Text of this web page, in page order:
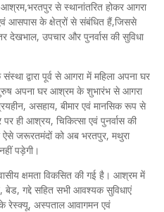
से स्थानांतरित होकर आगरा
आसपास के क्षेत्रों से संबंधित हैं,जिससे
देखभाल, उपचार और पुनर्वास की सुविधा
द्वारा पूर्व से आगरा में महिला अपना घर
अपना घर आश्रम के शुभारंभ से आगरा
असहाय, बीमार एवं मानसिक रूप से
ही आश्रय, चिकित्सा एवं पुनर्वास की
जरूरतमंदों को अब भरतपुर, मथुरा
पड़ेगी।
क्षमता विकसित की गई है। आश्रम में
गद्दे सहित सभी आवश्यक सुविधाएं
रेस्क्यू, अस्पताल आवागमन एवं